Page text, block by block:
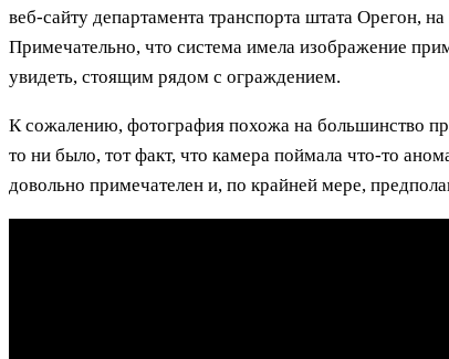
веб-сайту департамента транспорта штата Орегон,
Примечательно, что система имела изображение
увидеть, стоящим рядом с ограждением.
К сожалению, фотография похожа на большинство
то ни было, тот факт, что камера поймала что-то
довольно примечателен и, по крайней мере,